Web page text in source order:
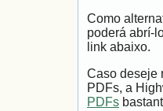
Como
poderá abrí-
link abaixo.
Caso deseje
PDFs, a
PDFs